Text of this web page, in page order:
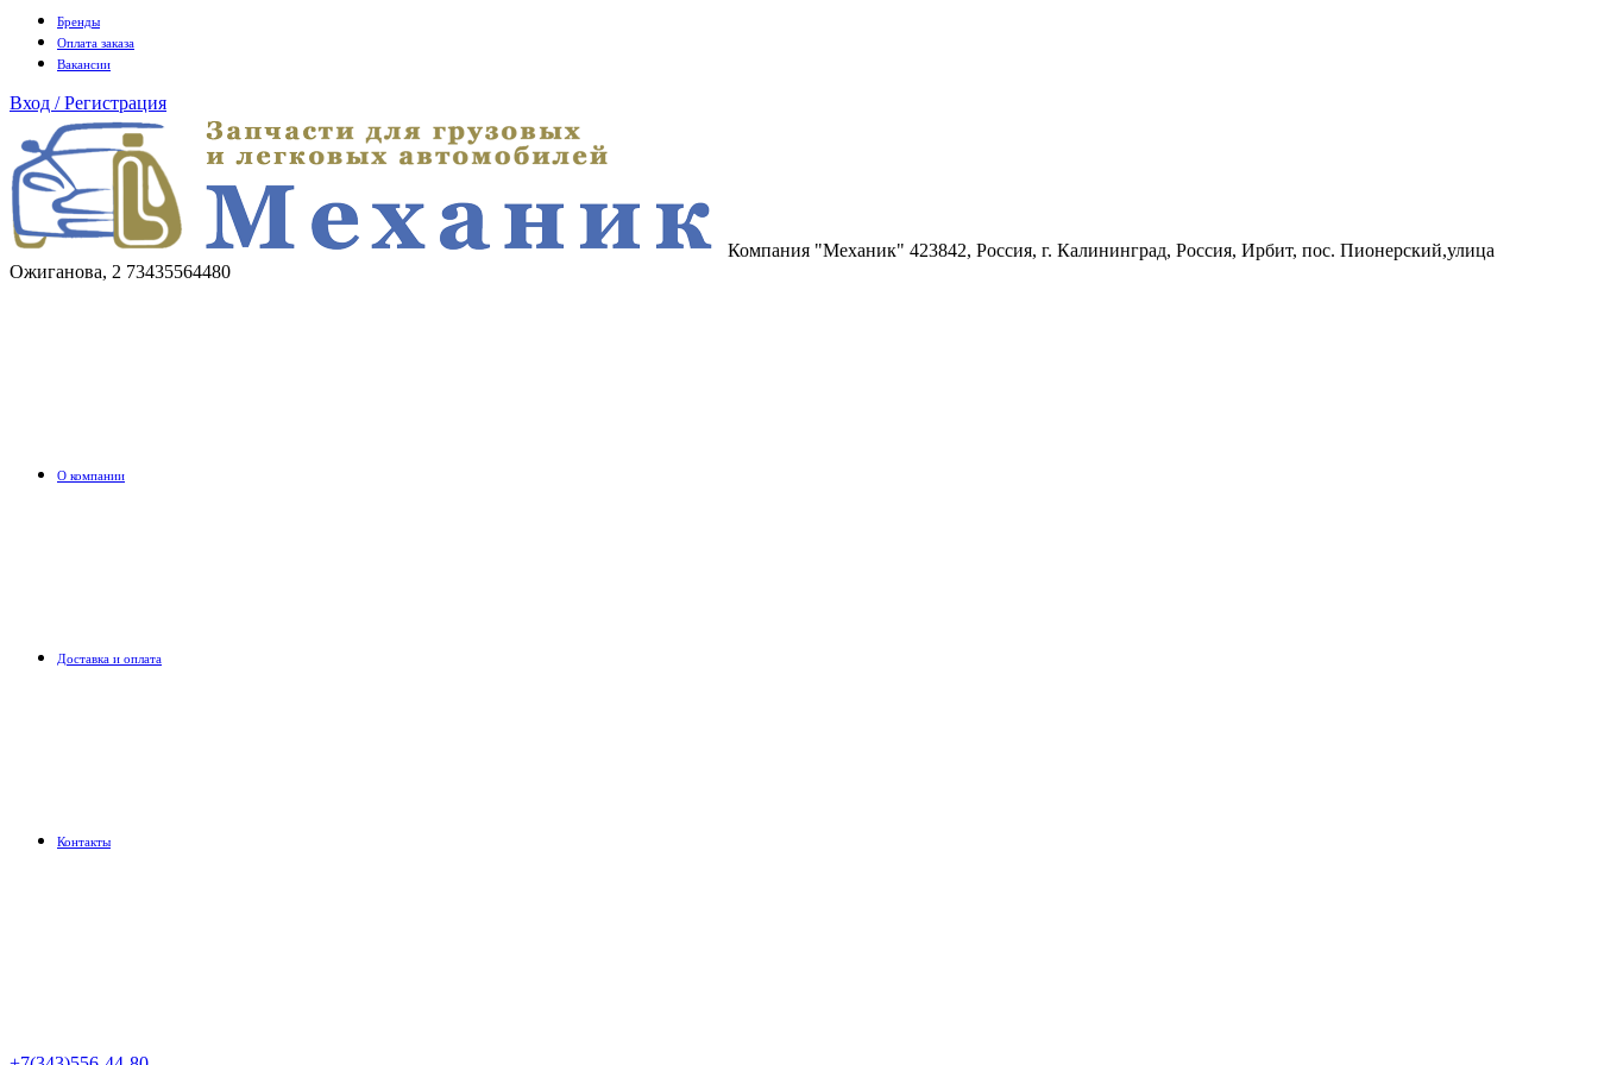
Бренды
Оплата заказа
Вакансии
Вход / Регистрация
Компания "Механик" 423842, Россия, г. Калининград, Россия, Ирбит, пос. Пионерский,улица
Ожиганова, 2 73435564480
О компании
Доставка и оплата
Контакты